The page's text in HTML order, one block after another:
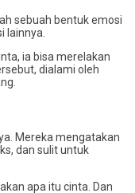
sebuah bentuk emosi
lainnya.
ia bisa merelakan
dialami oleh
Mereka mengatakan
dan sulit untuk
apa itu cinta. Dan